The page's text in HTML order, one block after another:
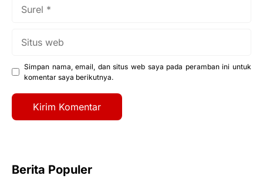
Simpan nama, email, dan situs web saya pada peramban ini untuk
komentar saya berikutnya.
Berita Populer